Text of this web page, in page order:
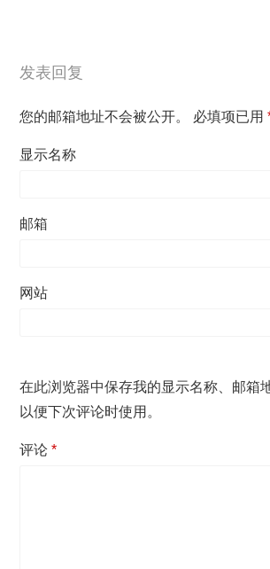
发表回复
您的邮箱地址不会被公开。 必填项已用
显示名称
邮箱
网站
在此浏览器中保存我的显示名称、邮箱
以便下次评论时使用。
评论*